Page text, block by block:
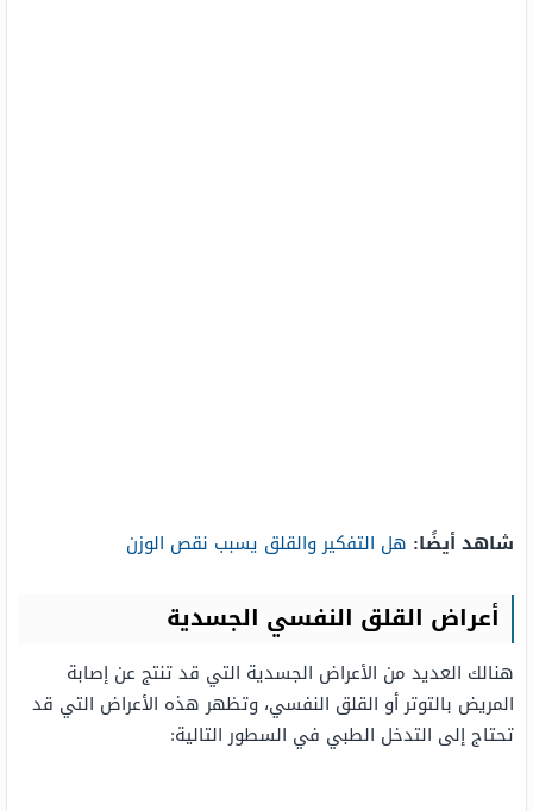
شاهد أيضًا: هل التفكير والقلق يسبب نقص الوزن
أعراض القلق النفسي الجسدية
هنالك العديد من الأعراض الجسدية التي قد تنتج عن إصابة
المريض بالتوتر أو القلق النفسي، وتظهر هذه الأعراض التي قد
تحتاج إلى التدخل الطبي في السطور التالية: